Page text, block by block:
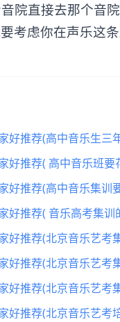
院直接去那个音
考虑你在声乐这
好推荐(高中音乐生三
好推荐( 高中音乐班要
好推荐(高中音乐集训
好推荐( 音乐高考集训
好推荐(北京音乐艺考
好推荐(北京音乐艺考
好推荐(北京音乐艺考
好推荐(北京音乐艺考